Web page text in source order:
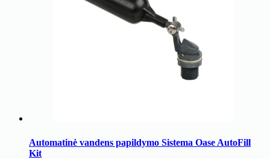
Automatinė vandens papildymo Sistema Oase AutoFill
Kit